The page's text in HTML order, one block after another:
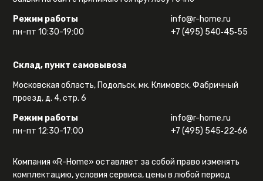
Режим работы
пн-пт 10:30-19:00
info@r-home.ru
+7 (495) 540‑45‑55
Склад, пункт самовывоза
Московская область, Подольск, мк. Климовск, Фабричный
проезд, д. 4, стр. 6
Режим работы
пн-пт 12:30-17:00
info@r-home.ru
+7 (495) 545‑22‑66
Компания «R-Home» оставляет за собой право изменять
комплектацию, условия сервиса, цены в любой период